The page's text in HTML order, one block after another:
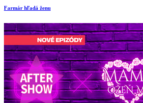
Farmár hľadá ženu